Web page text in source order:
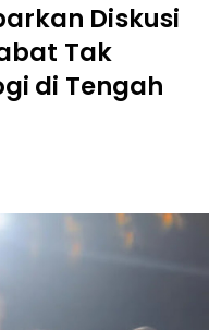
Diskusi
Tak
di Tengah